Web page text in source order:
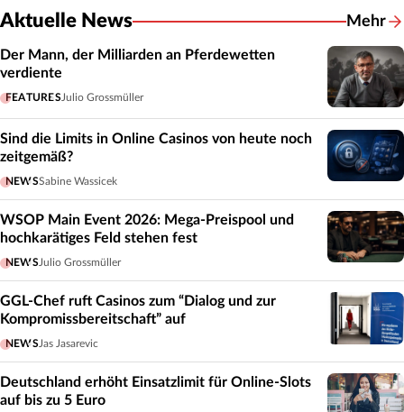
Aktuelle News Mehr
Der Mann, der Milliarden an Pferdewetten
verdiente
FEATURES Julio Grossmüller
Sind die Limits in Online Casinos von heute noch
zeitgemäß?
NEWSSabine Wassicek
WSOP Main Event 2026: Mega-Preispool und
hochkarätiges Feld stehen fest
NEWS Julio Grossmüller
GGL-Chef ruft Casinos zum “Dialog und zur
Kompromissbereitschaft” auf
NEWS Jas Jasarevic
Deutschland erhöht Einsatzlimit für Online-Slots
auf bis zu 5 Euro